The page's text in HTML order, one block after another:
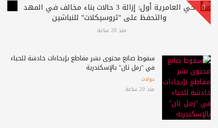
حي العامرية أول: إزالة 3 حالات بناء مخالف في المهد
والتحفظ على "تروسيكلات" للنباشين
منذ 20 ساعة
سقوط صانع محتوى نشر مقاطع بإيحاءات خادشة للحياء
في "رمل ثان" بالإسكندرية
حوادث
منذ 20 ساعة